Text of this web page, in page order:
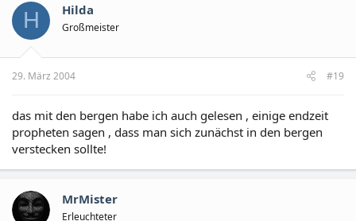
H Hilda
Großmeister
29. März 2004 #19
das mit den bergen habe ich auch gelesen , einige endzeit
propheten sagen , dass man sich zunächst in den bergen
verstecken sollte!
MrMister
Erleuchteter